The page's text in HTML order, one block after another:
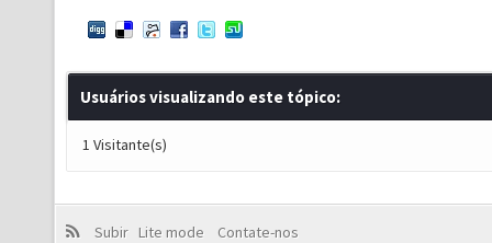
Usuários visualizando este tópico:
1 Visitante(s)
Subir Lite mode Contate-nos